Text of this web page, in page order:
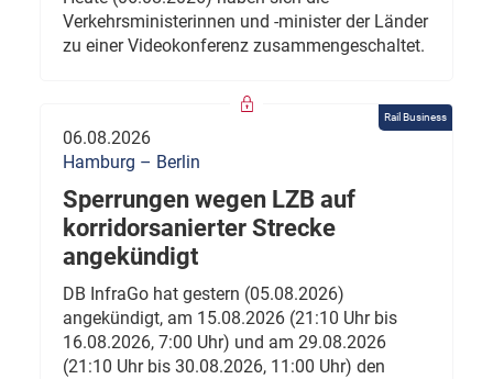
Verkehrsministerinnen und -minister der Länder
zu einer Videokonferenz zusammengeschaltet.
Rail Business
06.08.2026
Hamburg – Berlin
Sperrungen wegen LZB auf
korridorsanierter Strecke
angekündigt
DB InfraGo hat gestern (05.08.2026)
angekündigt, am 15.08.2026 (21:10 Uhr bis
16.08.2026, 7:00 Uhr) und am 29.08.2026
(21:10 Uhr bis 30.08.2026, 11:00 Uhr) den